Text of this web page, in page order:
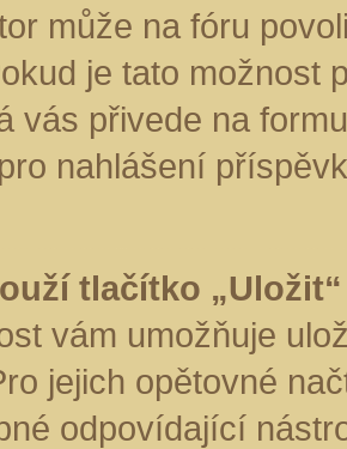
může na fóru
je tato možnost
vás přivede na
nahlášení
tlačítko
vám umožňuje
jejich opětovné
odpovídající